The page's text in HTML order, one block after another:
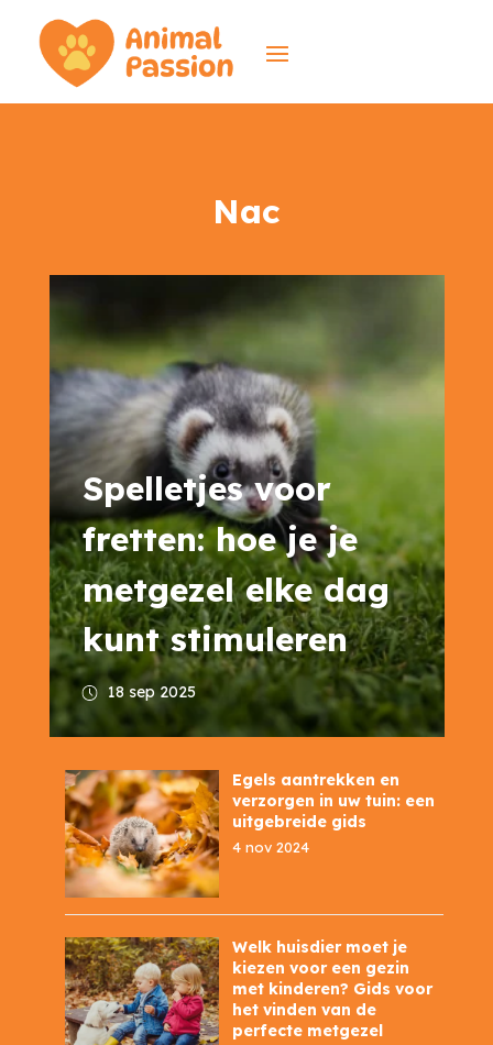
Nac
Spelletjes voor
fretten: hoe je je
metgezel elke dag
kunt stimuleren
18 sep 2025
Egels aantrekken en
verzorgen in uw tuin: een
uitgebreide gids
4 nov 2024
Welk huisdier moet je
kiezen voor een gezin
met kinderen? Gids voor
het vinden van de
perfecte metgezel